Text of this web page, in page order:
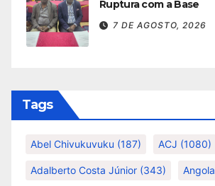
Ruptura com a Base
7 DE AGOSTO, 2026
Tags
Abel Chivukuvuku (187) ACJ (1080)
Adalberto Costa Júnior (343) Angola